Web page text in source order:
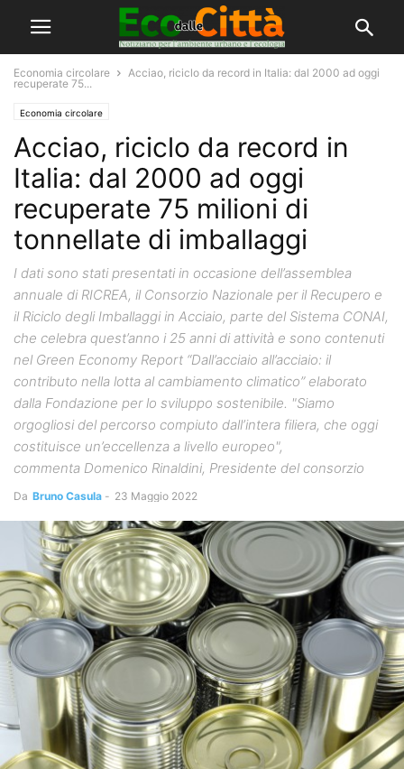
Economia circolare
Acciao, riciclo da record in Italia: dal 2000 ad oggi
recuperate 75...
Economia circolare
Acciao, riciclo da record in
Italia: dal 2000 ad oggi
recuperate 75 milioni di
tonnellate di imballaggi
I dati sono stati presentati in occasione dell’assemblea
annuale di RICREA, il Consorzio Nazionale per il Recupero e
il Riciclo degli Imballaggi in Acciaio, parte del Sistema CONAI,
che celebra quest’anno i 25 anni di attività e sono contenuti
nel Green Economy Report “Dall’acciaio all’acciaio: il
contributo nella lotta al cambiamento climatico” elaborato
dalla Fondazione per lo sviluppo sostenibile. "Siamo
orgogliosi del percorso compiuto dall’intera filiera, che oggi
costituisce un’eccellenza a livello europeo",
commenta Domenico Rinaldini, Presidente del consorzio
Da Bruno Casula - 23 Maggio 2022